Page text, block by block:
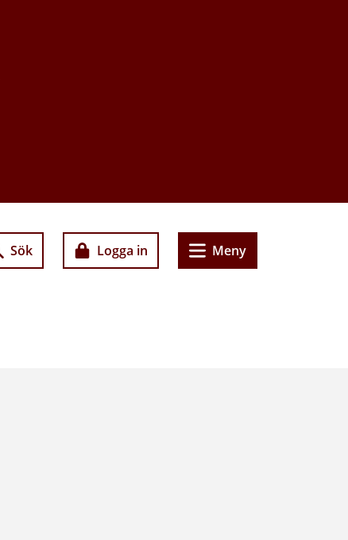
Sök Logga in Meny